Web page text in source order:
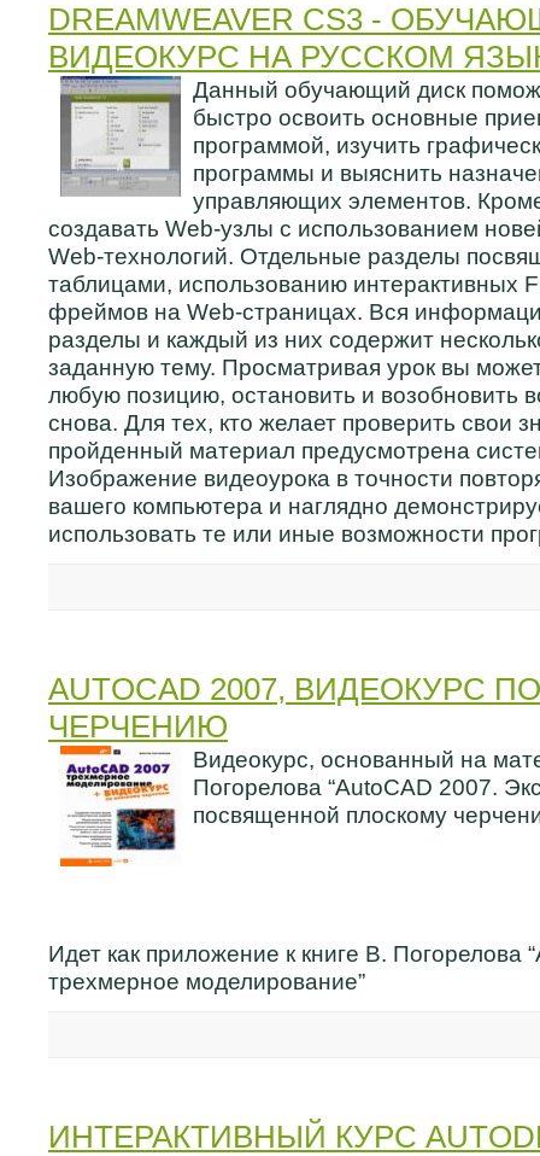
DREAMWEAVER CS3 -
ВИДЕОКУРС НА РУССКОМ
Данный обучающий диск
быстро освоить основные
программой, изучить
программы и выяснить
управляющих элементов.
создавать Web-узлы с использованием
Web-технологий. Отдельные разделы
таблицами, использованию интерактивных
фреймов на Web-страницах. Вся
разделы и каждый из них содержит
заданную тему. Просматривая урок вы
любую позицию, остановить и возобновить
снова. Для тех, кто желает проверить свои
пройденный материал предусмотрена
Изображение видеоурока в точности
вашего компьютера и наглядно
использовать те или иные возможности
AUTOCAD 2007, ВИДЕОКУРС
ЧЕРЧЕНИЮ
Видеокурс, основанный на
Погорелова “AutoCAD 2007.
посвященной плоскому
Идет как приложение к книге В. Погорелова
трехмерное моделирование”
ИНТЕРАКТИВНЫЙ КУРС